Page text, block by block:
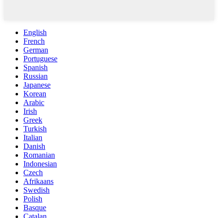
English
French
German
Portuguese
Spanish
Russian
Japanese
Korean
Arabic
Irish
Greek
Turkish
Italian
Danish
Romanian
Indonesian
Czech
Afrikaans
Swedish
Polish
Basque
Catalan